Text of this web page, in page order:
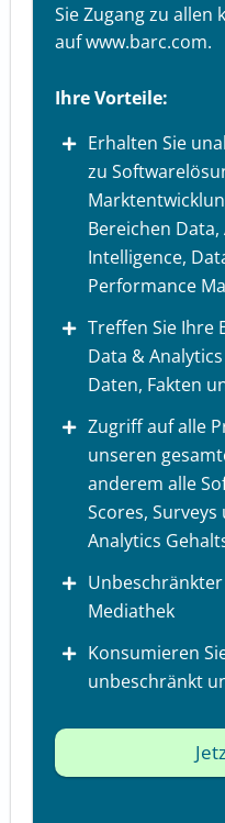
Sie Zugang zu
auf www.barc.com.
Ihre Vorteile:
Erhalten Sie
zu
Bereichen
Intelligence,
Performance
Treffen Sie Ihre
Data &
Daten, Fakten
Zugriff auf alle
unseren
anderem alle
Scores, Surveys
Analytics
Unbeschränkter
Mediathek
Konsumieren
unbeschränkt